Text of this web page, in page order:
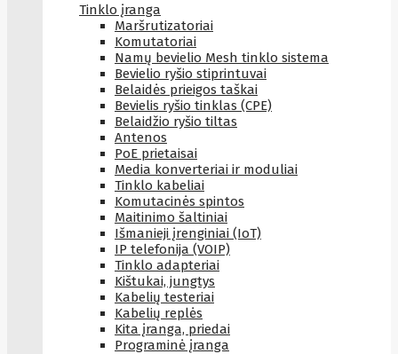
Tinklo įranga
Maršrutizatoriai
Komutatoriai
Namų bevielio Mesh tinklo sistema
Bevielio ryšio stiprintuvai
Belaidės prieigos taškai
Bevielis ryšio tinklas (CPE)
Belaidžio ryšio tiltas
Antenos
PoE prietaisai
Media konverteriai ir moduliai
Tinklo kabeliai
Komutacinės spintos
Maitinimo šaltiniai
Išmanieji įrenginiai (IoT)
IP telefonija (VOIP)
Tinklo adapteriai
Kištukai, jungtys
Kabelių testeriai
Kabelių replės
Kita įranga, priedai
Programinė įranga